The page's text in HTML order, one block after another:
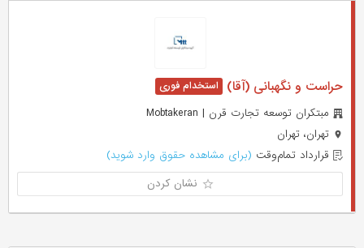
حراست و نگهبانی (آقا)
مبتکران توسعه تجارت قرن | Mobtakeran
تهران، تهران
قرارداد تمام‌وقت (برای مشاهده حقوق وارد شوید)
نشان کردن